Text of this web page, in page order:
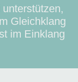
Gleichklang
im Einklang